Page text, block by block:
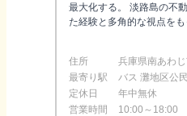
最大化する。 淡路島の不
た経験と多角的な視点をも
住所
兵庫県南あわ
最寄り駅
バス 灘地区公
定休日
年中無休
営業時間
10:00～18:00